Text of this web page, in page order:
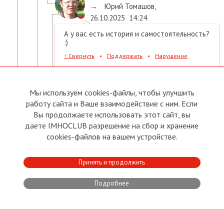
→
Юрий Томашов,
26.10.2025 14:24
А у вас есть история и самостоятельность?
:)
↑ Свернуть • Поддержать • Нарушение
Ответить
№63Юрий Томашов
→ Kęstutis Čeponis
26.10.2025 14:58
Есть.
Ответить
№43 Kęstutis Čeponis
Мы используем cookies-файлы, чтобы улучшить
работу сайта и Ваше взаимодействие с ним. Если
Вы продолжаете использовать этот сайт, вы
даете IMHOCLUB разрешение на сбор и хранение
cookies-файлов на вашем устройстве.
Принять и продолжить
Подробнее